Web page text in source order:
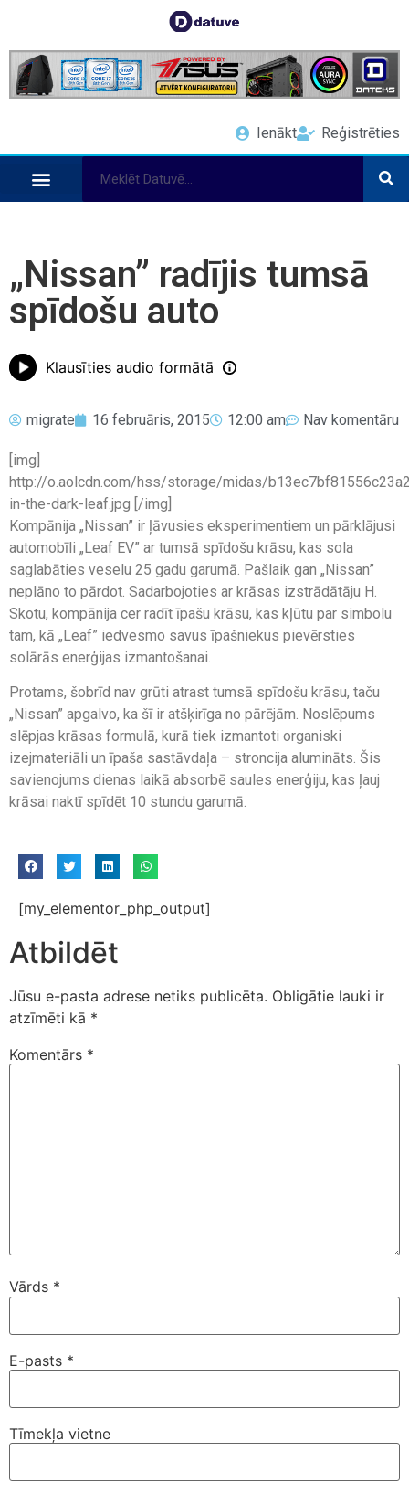
Ienākt Reģistrēties
„Nissan” radījis tumsā
spīdošu auto
Klausīties audio formātā
migrate 16 februāris, 2015 12:00 am Nav komentāru
[img]
http://o.aolcdn.com/hss/storage/midas/
in-the-dark-leaf.jpg [/img]
Kompānija „Nissan” ir ļāvusies eksperimentiem un pārklājusi
automobīli „Leaf EV” ar tumsā spīdošu krāsu, kas sola
saglabāties veselu 25 gadu garumā. Pašlaik gan „Nissan”
neplāno to pārdot. Sadarbojoties ar krāsas izstrādātāju H.
Skotu, kompānija cer radīt īpašu krāsu, kas kļūtu par simbolu
tam, kā „Leaf” iedvesmo savus īpašniekus pievērsties
solārās enerģijas izmantošanai.
Protams, šobrīd nav grūti atrast tumsā spīdošu krāsu, taču
„Nissan” apgalvo, ka šī ir atšķirīga no pārējām. Noslēpums
slēpjas krāsas formulā, kurā tiek izmantoti organiski
izejmateriāli un īpaša sastāvdaļa – stroncija alumināts. Šis
savienojums dienas laikā absorbē saules enerģiju, kas ļauj
krāsai naktī spīdēt 10 stundu garumā.
[my_elementor_php_output]
Atbildēt
Jūsu e-pasta adrese netiks publicēta. Obligātie lauki ir
atzīmēti kā *
Komentārs *
Vārds *
E-pasts *
Tīmekļa vietne